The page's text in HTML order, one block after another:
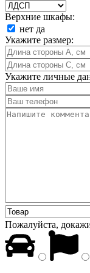
Верхние шкафы:
нет да
Укажите размер:
Укажите личные
Пожалуйста,